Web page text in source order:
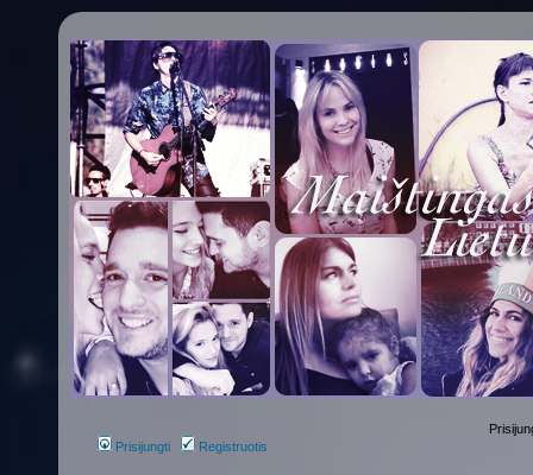
Prisijungti Registruotis